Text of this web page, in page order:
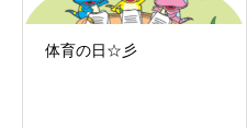
体育の日☆彡